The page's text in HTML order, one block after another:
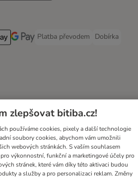
Method
Method
pay Payment Method
Google Pay Payment Method
Platba převodem
Platba převodem Payment
Dobírka
Dobírka
Method
Method
osobních údajů Likvidace baterií
zlepšovat bitiba.cz!
používáme cookies, pixely a další technologie
soubory cookies, abychom vám umožnili
webových stránkách. S vaším souhlasem
výkonnostní, funkční a marketingové účely pro
stránek, které vám díky této aktivaci budou
a služby a pro personalizaci reklam. Změny